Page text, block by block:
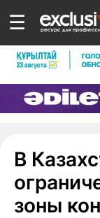
☰
В
зоны